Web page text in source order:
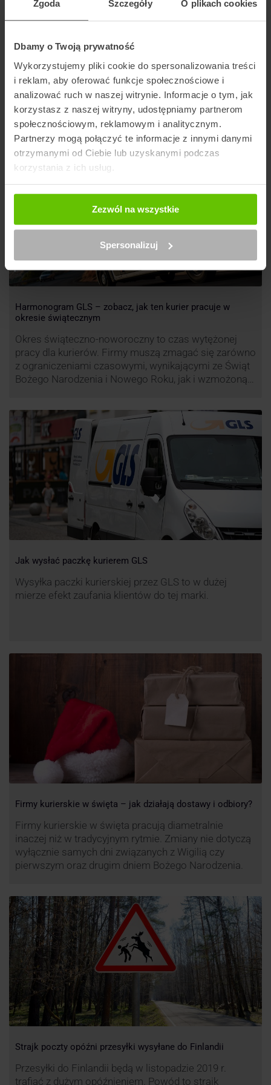
Zgoda Szczegóły O plikach cookies
Dbamy o Twoją prywatność
Wykorzystujemy pliki cookie do spersonalizowania treści
i reklam, aby oferować funkcje społecznościowe i
analizować ruch w naszej witrynie. Informacje o tym, jak
korzystasz z naszej witryny, udostępniamy partnerom
społecznościowym, reklamowym i analitycznym.
Partnerzy mogą połączyć te informacje z innymi danymi
otrzymanymi od Ciebie lub uzyskanymi podczas
korzystania z ich usług.
Zezwól na wszystkie
Spersonalizuj
Wybierz kuriera
Szukaj punktu
Artykuły na blogu powiązane z GLS
Harmonogram GLS – zobacz, jak ten kurier pracuje w
okresie świątecznym
Okres świąteczno-noworoczny to czas wytężonej
pracy dla kurierów. Firmy muszą zmagać się zarówno
z ograniczeniami czasowymi, wynikającymi ze Świąt
Bożego Narodzenia i Nowego Roku, jak i wzmożoną
firm. Zobacz harmonogram GLS na czas świąteczny!
Jak wysłać paczkę kurierem GLS
Wysyłka paczki kurierskiej przez GLS to w dużej
mierze efekt zaufania klientów do tej marki.
Firmy kurierskie w święta – jak działają dostawy i odbiory?
Firmy kurierskie w święta pracują diametralnie
inaczej niż w tradycyjnym rytmie. Zmiany nie dotyczą
wyłącznie samych dni związanych z Wigilią czy
pierwszym oraz drugim dniem Bożego Narodzenia.
Strajk poczty opóźni przesyłki wysyłane do Finlandii
Przesyłki do Finlandii będą w listopadzie 2019 r.
trafiać z dużym opóźnieniem. Powód to strajk